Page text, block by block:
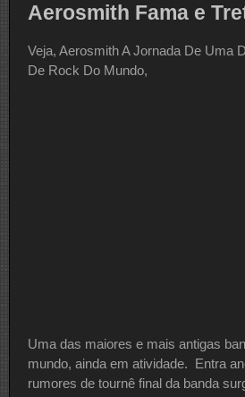
Aerosmith Fama e
Veja, Aerosmith A Jornada De Uma
De Rock Do Mundo,
Uma das maiores e mais antigas
mundo, ainda em atividade. Entra
rumores de tournê final da banda